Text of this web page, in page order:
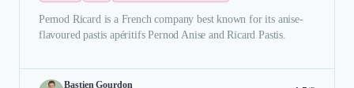
Pernod Ricard is a French company best known for its anise-
flavoured pastis apéritifs Pernod Anise and Ricard Pastis.
Bastien Gourdon